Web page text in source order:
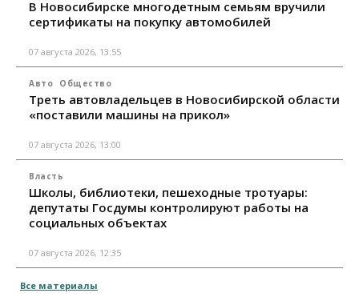
В Новосибирске многодетным семьям вручили
сертификаты на покупку автомобилей
07 августа 2026, 13:55
Авто Общество
Треть автовладельцев в Новосибирской области
«поставили машины на прикол»
07 августа 2026, 13:00
Власть
Школы, библиотеки, пешеходные тротуары:
депутаты Госдумы контролируют работы на
социальных объектах
07 августа 2026, 12:35
Все материалы